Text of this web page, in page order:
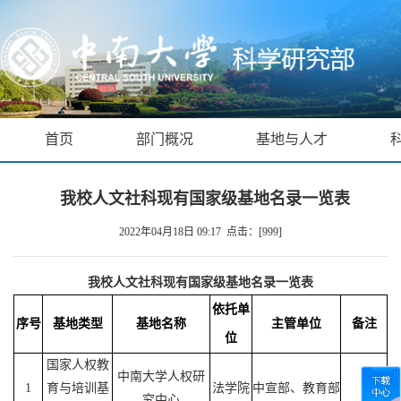
首页 部门概况 基地与人才
我校人文社科现有国家级基地名录一览表
2022年04月18日 09:17 点击：[999]
我校人文社科现有国家级基地名录一览表
序号 基地类型 基地名称
依托单
位
主管单位 备注
1
国家人权教
育与培训基
中南大学人权研
法学院 中宣部、教育部